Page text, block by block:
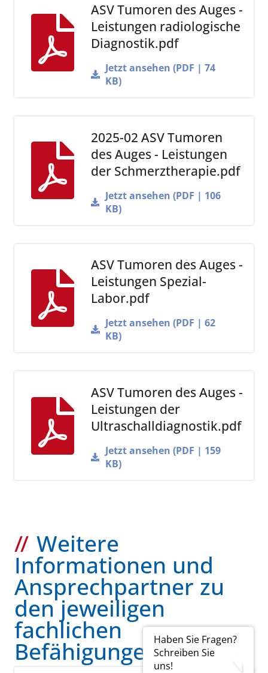
Haben Sie Fragen?
Schreiben Sie
uns!
ASV Tumoren des Auges -
Leistungen radiologische
Diagnostik.pdf
Jetzt ansehen (PDF | 74
KB)
2025-02 ASV Tumoren
des Auges - Leistungen
der Schmerztherapie.pdf
Jetzt ansehen (PDF | 106
KB)
ASV Tumoren des Auges -
Leistungen Spezial-
Labor.pdf
Jetzt ansehen (PDF | 62
KB)
ASV Tumoren des Auges -
Leistungen der
Ultraschalldiagnostik.pdf
Jetzt ansehen (PDF | 159
KB)
Weitere
Informationen und
Ansprechpartner zu
den jeweiligen
fachlichen
Befähigungen